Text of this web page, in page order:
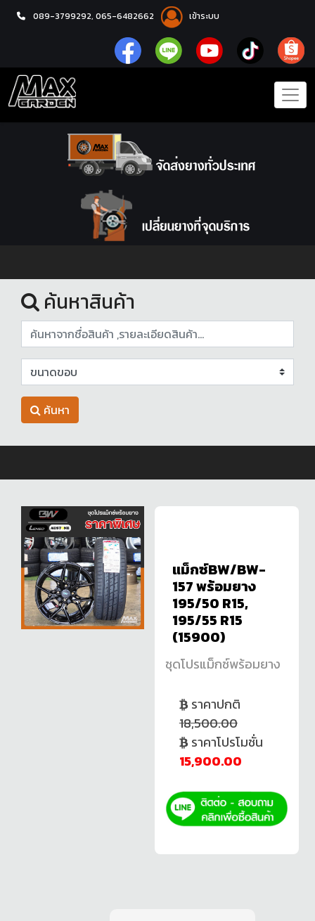
089-3799292, 065-6482662 เข้าระบบ
หน้าแรก
ค้นหาสินค้า
ค้นหา
แม็กซ์BW/BW-
157 พร้อมยาง
195/50 R15,
195/55 R15
(15900)
ชุดโปรแม็กซ์พร้อมยาง
ราคาปกติ
18,500.00
ราคาโปรโมชั่น
15,900.00